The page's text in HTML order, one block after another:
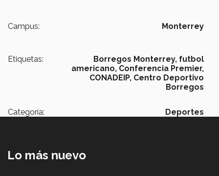
Campus: Monterrey
Etiquetas: Borregos Monterrey, futbol
americano, Conferencia Premier,
CONADEIP, Centro Deportivo
Borregos
Categoría: Deportes
Lo más nuevo